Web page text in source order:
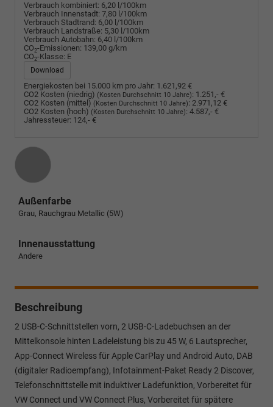
Verbrauch kombiniert: 6,20 l/100km
Verbrauch Innenstadt: 7,80 l/100km
Verbrauch Stadtrand: 6,00 l/100km
Verbrauch Landstraße: 5,30 l/100km
Verbrauch Autobahn: 6,40 l/100km
CO2-Emissionen: 139,00 g/km
CO2-Klasse: E
Download
Energiekosten bei 15.000 km pro Jahr: 1.621,92 €
CO2 Kosten (niedrig) (Kosten Durchschnitt 10 Jahre): 1.251,- €
CO2 Kosten (mittel) (Kosten Durchschnitt 10 Jahre): 2.971,12 €
CO2 Kosten (hoch) (Kosten Durchschnitt 10 Jahre): 4.587,- €
Jahressteuer: 124,- €
Außenfarbe
Grau, Rauchgrau Metallic (5W)
Innenausstattung
Andere
Beschreibung
2 USB-C-Schnittstellen vorn, 2 USB-C-Ladebuchsen an der
Mittelkonsole hinten Ladeleistung bis zu 45 W, 6 Lautsprecher,
App-Connect Wireless für Apple CarPlay und Android Auto, DAB
(digitaler Radioempfang), Infotainment-Paket Ready 2 Discover,
Telefonschnittstelle mit induktiver Ladefunktion, Vorbereitet für
VW Connect und VW Connect Plus, Vorbereitet für spätere